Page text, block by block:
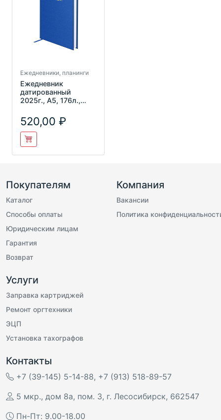
Ежедневники, планинги
Ежедневник
датированный
2025г., A5, 176л.,
балакрон, BG "
520,00
Покупателям
Каталог
Способы оплаты
Юридическим лицам
Гарантия
Возврат
Компания
Вакансии
Политика
Услуги
Заправка картриджей
Ремонт оргтехники
ЭЦП
Установка тахографов
Контакты
+7 (39-145) 5-14-88, +7 (913) 518-89-57
5 мкр., дом 8а, пом. 3, г. Лесосибирск, 662547
Пн-Пт: 9.00-18.00